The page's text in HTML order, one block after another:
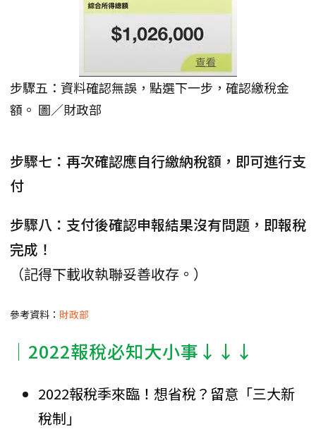
步驟五：資料確認無誤，點選下一步，確認繳稅金
額。 圖／財政部
步驟七：再次確認應自行繳納稅額，即可進行支
付
步驟八：支付後確認申報結果沒有問題，即報稅
完成！
（記得下載收執聯妥善收存。）
參考資料： 財政部
｜2022報稅必知大小事↓↓↓
2022報稅季來臨！想省稅？留意「三大新
稅制」